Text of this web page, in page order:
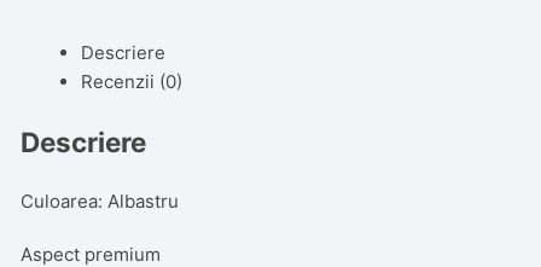
Descriere
Recenzii (0)
Descriere
Culoarea: Albastru
Aspect premium